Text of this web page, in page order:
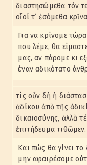
διαστησώμεθα τόν
οἷοί τ᾽ ἐσόμεθα
Για να κρίνομε
που λέμε, θα
μας, αν πάρομε κι
έναν αδικότατο
τίς οὖν δὴ ἡ
ἀδίκου ἀπὸ τῆς
δικαιοσύνης, ἀλλὰ
ἐπιτήδευμα τιθῶμεν.
Και πώς θα γίνει το
μην αφαιρέσομε